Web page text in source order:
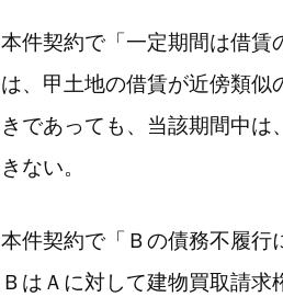
本件契約で「一定期間は借賃
は、甲土地の借賃が近傍類似
きであっても、当該期間中
きない。
本件契約で「Ｂの債務不履行
ＢはＡに対して建物買取請